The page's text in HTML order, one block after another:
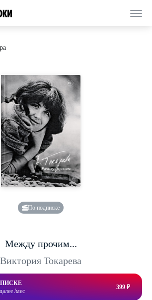
По подписке
Между прочим...
Виктория Токарева
/мес
399 ₽